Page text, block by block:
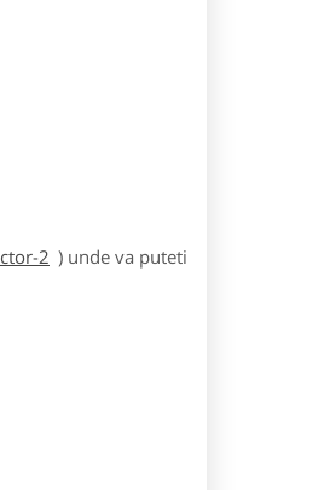
2 ) unde va puteti